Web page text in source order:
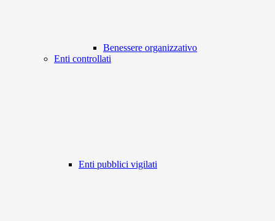
Benessere organizzativo
Enti controllati
Enti pubblici vigilati